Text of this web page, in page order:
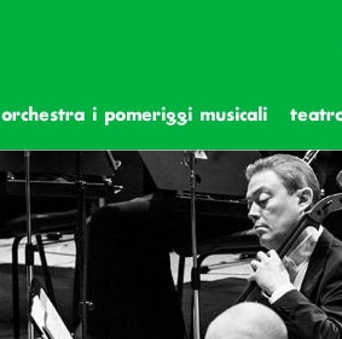
orchestra i pomeriggi musicali